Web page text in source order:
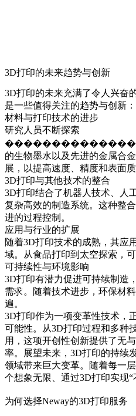
3D打印的未来趋势与创新
3D打印的未来充满了令人兴奋
是一些值得关注的趋势与创新：
材料与打印技术的进步
研究人员不断探索
的生物墨水以及先进的金属合
展，以提高速度、精度和表面质
3D打印与其他技术的整合
3D打印结合了机器人技术、人
复杂高效的制造系统。这种整
进的过程控制。
应用与行业的扩展
随着3D打印技术的成熟，其应
域。从食品打印到太空探索，
可持续性与环境影响
3D打印有潜力促进可持续制造
需求。随着技术进步，环保材
遍。
3D打印作为一项变革性技术，
可能性。从3D打印过程和多种
用，这项开创性创新提供了无
率。展望未来，3D打印的持续
领域带来巨大变革。随着每一
个想象无限、通过3D打印实现“
为何选择Neway的3D打印服务